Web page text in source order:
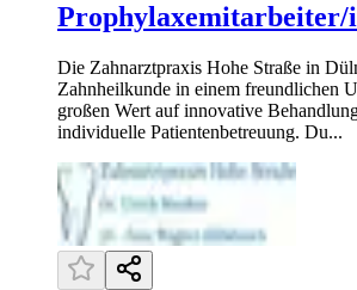
Prophylaxemitarbeiter/
Die Zahnarztpraxis Hohe Straße in
Zahnheilkunde in einem freundlichen
großen Wert auf innovative
individuelle Patientenbetreuung. Du...